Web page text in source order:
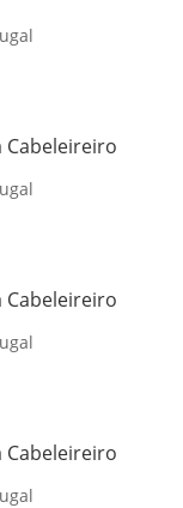
Cabeleireiro
Cabeleireiro
Cabeleireiro